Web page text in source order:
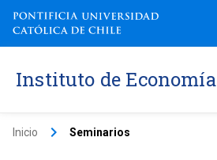
Instituto de Economía
Inicio keyboard_arrow_right Seminarios